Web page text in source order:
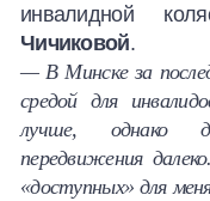
инвалидной
Чичиковой.
— В Минске за
средой для
лучше, однако
передвижения
«доступных» для